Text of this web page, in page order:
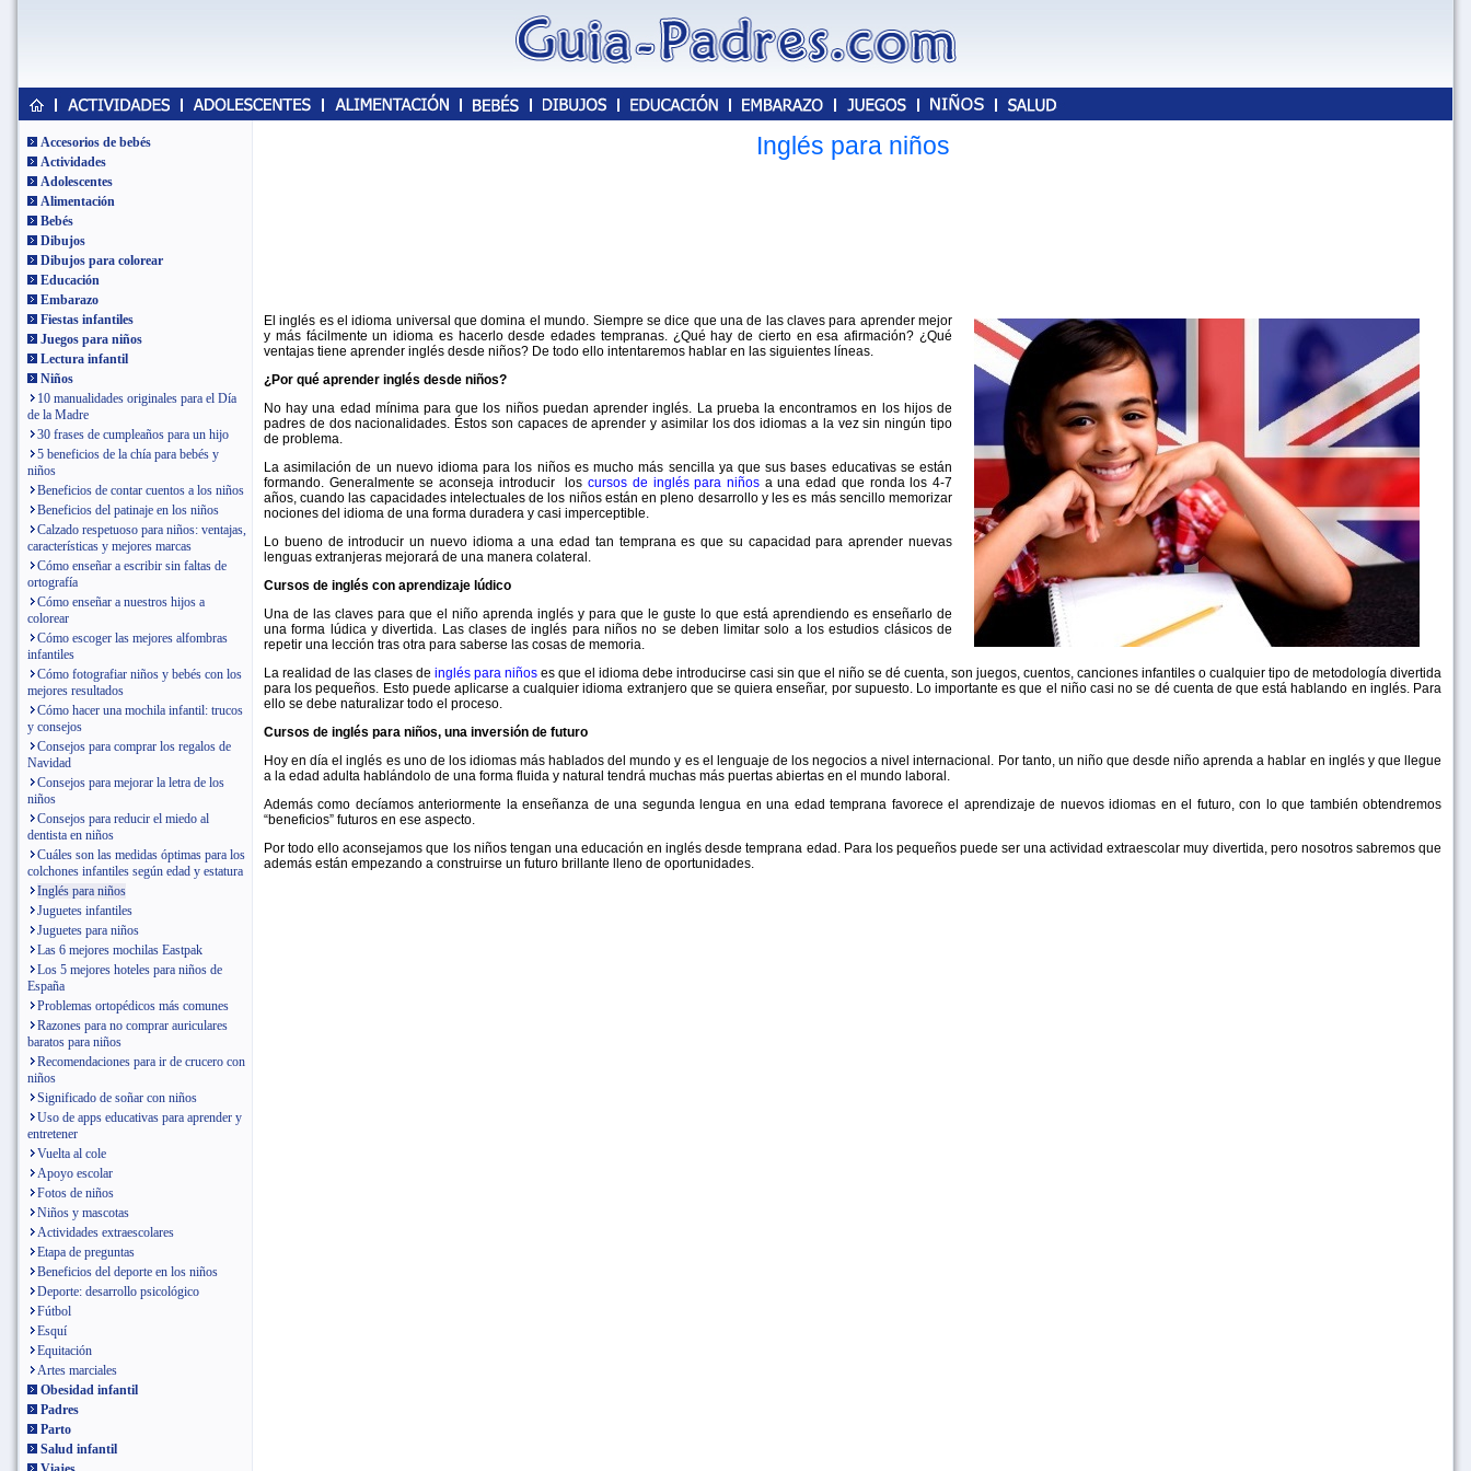
Accesorios de bebés
Actividades
Adolescentes
Alimentación
Bebés
Dibujos
Dibujos para colorear
Educación
Embarazo
Fiestas infantiles
Juegos para niños
Lectura infantil
Niños
10 manualidades originales para el Día
de la Madre
30 frases de cumpleaños para un hijo
5 beneficios de la chía para bebés y
niños
Beneficios de contar cuentos a los niños
Beneficios del patinaje en los niños
Calzado respetuoso para niños: ventajas,
características y mejores marcas
Cómo enseñar a escribir sin faltas de
ortografía
Cómo enseñar a nuestros hijos a
colorear
Cómo escoger las mejores alfombras
infantiles
Cómo fotografiar niños y bebés con los
mejores resultados
Cómo hacer una mochila infantil: trucos
y consejos
Consejos para comprar los regalos de
Navidad
Consejos para mejorar la letra de los
niños
Consejos para reducir el miedo al
dentista en niños
Cuáles son las medidas óptimas para los
colchones infantiles según edad y estatura
Inglés para niños
Juguetes infantiles
Juguetes para niños
Las 6 mejores mochilas Eastpak
Los 5 mejores hoteles para niños de
España
Problemas ortopédicos más comunes
Razones para no comprar auriculares
baratos para niños
Recomendaciones para ir de crucero con
niños
Significado de soñar con niños
Uso de apps educativas para aprender y
entretener
Vuelta al cole
Apoyo escolar
Fotos de niños
Niños y mascotas
Actividades extraescolares
Etapa de preguntas
Beneficios del deporte en los niños
Deporte: desarrollo psicológico
Fútbol
Esquí
Equitación
Artes marciales
Obesidad infantil
Padres
Parto
Salud infantil
Inglés para niños
El inglés es el idioma universal que domina el mundo. Siempre se dice que una de las claves para aprender mejor
y más fácilmente un idioma es hacerlo desde edades tempranas. ¿Qué hay de cierto en esa afirmación? ¿Qué
ventajas tiene aprender inglés desde niños? De todo ello intentaremos hablar en las siguientes líneas.
¿Por qué aprender inglés desde niños?
No hay una edad mínima para que los niños puedan aprender inglés. La prueba la encontramos en los hijos de
padres de dos nacionalidades. Éstos son capaces de aprender y asimilar los dos idiomas a la vez sin ningún tipo
de problema.
La asimilación de un nuevo idioma para los niños es mucho más sencilla ya que sus bases educativas se están
formando. Generalmente se aconseja introducir loscursos de inglés para niñosa una edad que ronda los 4-7
años, cuando las capacidades intelectuales de los niños están en pleno desarrollo y les es más sencillo memorizar
nociones del idioma de una forma duradera y casi imperceptible.
Lo bueno de introducir un nuevo idioma a una edad tan temprana es que su capacidad para aprender nuevas
lenguas extranjeras mejorará de una manera colateral.
Cursos de inglés con aprendizaje lúdico
Una de las claves para que el niño aprenda inglés y para que le guste lo que está aprendiendo es enseñarlo de
una forma lúdica y divertida. Las clases de inglés para niños no se deben limitar solo a los estudios clásicos de
repetir una lección tras otra para saberse las cosas de memoria.
La realidad de las clases de inglés para niños es que el idioma debe introducirse casi sin que el niño se dé cuenta, son juegos, cuentos, canciones infantiles o cualquier tipo de metodología divertida
para los pequeños. Esto puede aplicarse a cualquier idioma extranjero que se quiera enseñar, por supuesto. Lo importante es que el niño casi no se dé cuenta de que está hablando en inglés. Para
ello se debe naturalizar todo el proceso.
Cursos de inglés para niños, una inversión de futuro
Hoy en día el inglés es uno de los idiomas más hablados del mundo y es el lenguaje de los negocios a nivel internacional. Por tanto, un niño que desde niño aprenda a hablar en inglés y que llegue
a la edad adulta hablándolo de una forma fluida y natural tendrá muchas más puertas abiertas en el mundo laboral.
Además como decíamos anteriormente la enseñanza de una segunda lengua en una edad temprana favorece el aprendizaje de nuevos idiomas en el futuro, con lo que también obtendremos
“beneficios” futuros en ese aspecto.
Por todo ello aconsejamos que los niños tengan una educación en inglés desde temprana edad. Para los pequeños puede ser una actividad extraescolar muy divertida, pero nosotros sabremos que
además están empezando a construirse un futuro brillante lleno de oportunidades.